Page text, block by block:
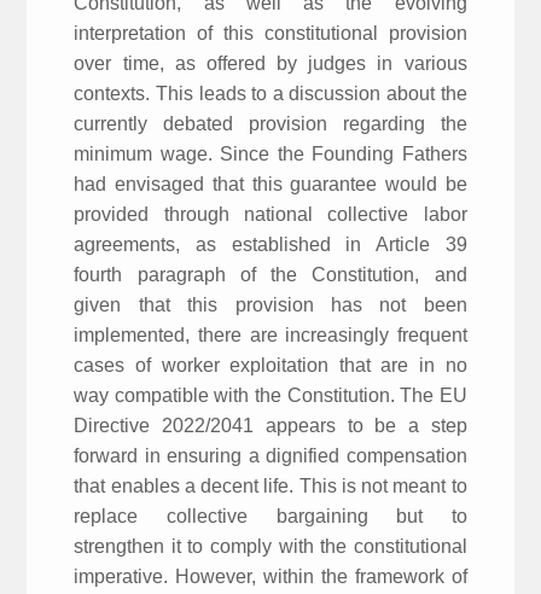
interpretation of this constitutional provision
over time, as offered by judges in various
contexts. This leads to a discussion about the
currently debated provision regarding the
minimum wage. Since the Founding Fathers
had envisaged that this guarantee would be
provided through national collective labor
agreements, as established in Article 39
fourth paragraph of the Constitution, and
given that this provision has not been
implemented, there are increasingly frequent
cases of worker exploitation that are in no
way compatible with the Constitution. The EU
Directive 2022/2041 appears to be a step
forward in ensuring a dignified compensation
that enables a decent life. This is not meant to
replace collective bargaining but to
strengthen it to comply with the constitutional
imperative. However, within the framework of